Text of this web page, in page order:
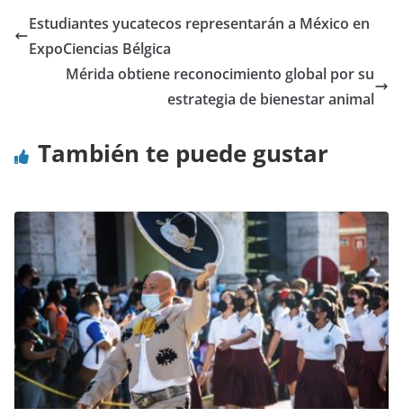
Estudiantes yucatecos representarán a México en
ExpoCiencias Bélgica
Mérida obtiene reconocimiento global por su
estrategia de bienestar animal
También te puede gustar